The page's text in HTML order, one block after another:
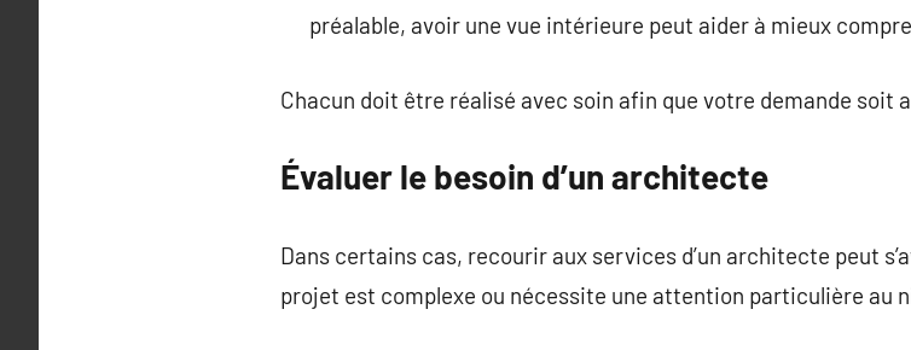
préalable, avoir une vue intérieure peut aider à mieux
Chacun doit être réalisé avec soin afin que votre demande soit
Évaluer le besoin d’un architecte
Dans certains cas, recourir aux services d’un architecte peut
projet est complexe ou nécessite une attention particulière au